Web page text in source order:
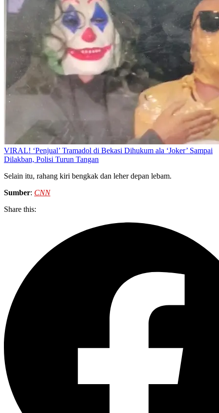
VIRAL! ‘Penjual’ Tramadol di Bekasi Dihukum ala ‘Joker’ Sampai
Dilakban, Polisi Turun Tangan
Selain itu, rahang kiri bengkak dan leher depan lebam.
Sumber: CNN
Share this: